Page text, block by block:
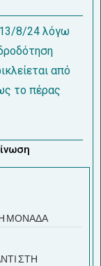
13/8/24 λόγω
από
το πέρας
ΜΟΝΑΔΑ
ΣΤΗ